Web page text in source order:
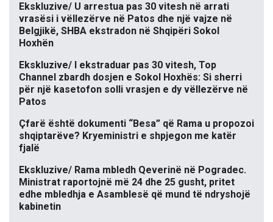
Ekskluzive/ U arrestua pas 30 vitesh në arrati
vrasësi i vëllezërve në Patos dhe një vajze në
Belgjikë, SHBA ekstradon në Shqipëri Sokol
Hoxhën
Ekskluzive/ I ekstraduar pas 30 vitesh, Top
Channel zbardh dosjen e Sokol Hoxhës: Si sherri
për një kasetofon solli vrasjen e dy vëllezërve në
Patos
Çfarë është dokumenti “Besa” që Rama u propozoi
shqiptarëve? Kryeministri e shpjegon me katër
fjalë
Ekskluzive/ Rama mbledh Qeverinë në Pogradec.
Ministrat raportojnë më 24 dhe 25 gusht, pritet
edhe mbledhja e Asamblesë që mund të ndryshojë
kabinetin